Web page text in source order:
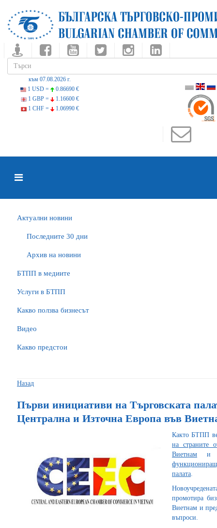
към 07.08.2026 г.
1 USD =
0.86690 €
1 GBP =
1.16600 €
1 CHF =
1.06990 €
Актуални новини
Последните 30 дни
Архив на новини
БTПП в медиите
Услуги в БТПП
Какво ползва бизнесът
Видео
Какво предстои
Назад
Първи инициативи на Търговската
Централна и Източна Европа във
Както БТПП
на страните
Виетнам и
палата.
промотира
Виетнам и
въпроси.